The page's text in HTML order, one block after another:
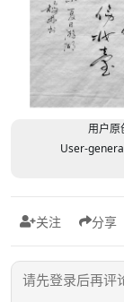
用户原
User-
关注 分享